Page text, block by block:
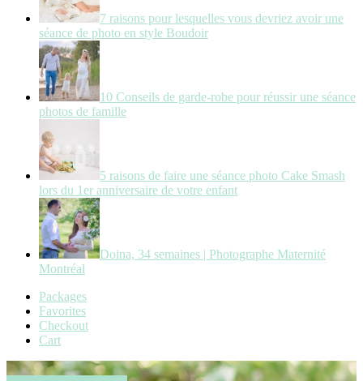
7 raisons pour lesquelles vous devriez avoir une
séance de photo en style Boudoir
10 Conseils de garde-robe pour réussir une séance
photos de famille
5 raisons de faire une séance photo Cake Smash
lors du 1er anniversaire de votre enfant
Doina, 34 semaines | Photographe Maternité
Montréal
Packages
Favorites
Checkout
Cart